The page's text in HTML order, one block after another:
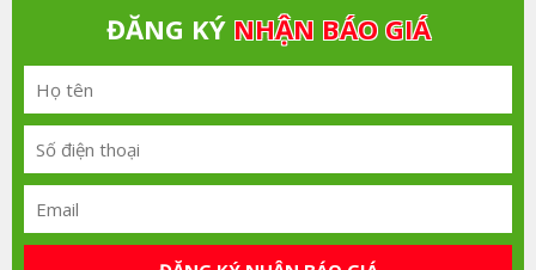
ĐĂNG KÝ NHẬN BÁO GIÁ